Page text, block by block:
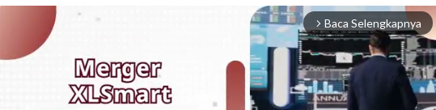
arrow_forward_ios Baca Selengkapnya